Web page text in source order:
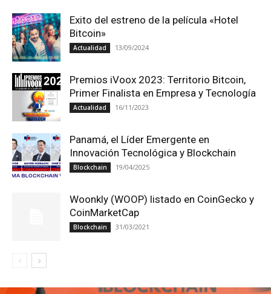
Exito del estreno de la película «Hotel
Bitcoin»
Actualidad 13/09/2024
Premios iVoox 2023: Territorio Bitcoin,
Primer Finalista en Empresa y Tecnología
Actualidad 16/11/2023
Panamá, el Líder Emergente en
Innovación Tecnológica y Blockchain
Blockchain 19/04/2025
Woonkly (WOOP) listado en CoinGecko y
CoinMarketCap
Blockchain 31/03/2021